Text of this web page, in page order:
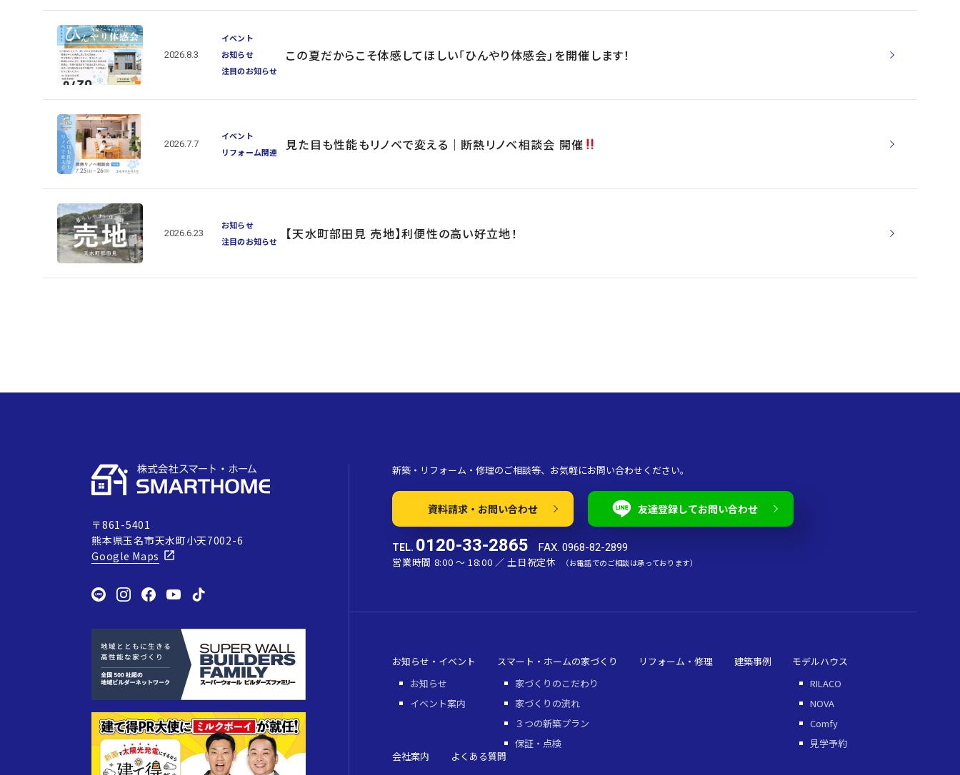
2026.8.3
イベント
お知らせ
注目のお知らせ
この夏だからこそ体感してほしい「ひんやり体感会」を開催します！
2026.7.7
イベント
リフォーム関連
見た目も性能もリノベで変える｜断熱リノベ相談会 開催
2026.6.23
お知らせ
注目のお知らせ
【天水町部田見 売地】利便性の高い好立地！
〒861-5401
熊本県玉名市天水町小天7002-6
Google Maps
新築・リフォーム・修理のご相談等、お気軽にお問い合わせください。
資料請求・お問い合わせ 友達登録してお問い合わせ
TEL. 0120-33-2865 FAX. 0968-82-2899
営業時間 8:00 〜 18:00 ／ 土日祝定休 （お電話でのご相談は承っております）
お知らせ・イベント
お知らせ
イベント案内
スマート・ホームの家づくり
家づくりのこだわり
家づくりの流れ
３つの新築プラン
保証・点検
リフォーム・修理 建築事例
モデルハウス
RILACO
NOVA
Comfy
見学予約
会社案内
よくある質問